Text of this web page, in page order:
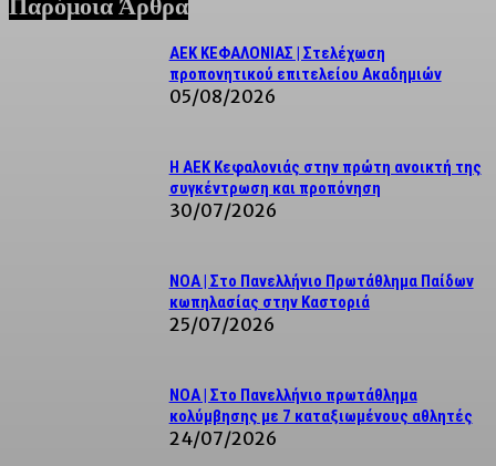
Παρόμοια Άρθρα
ΑΕΚ ΚΕΦΑΛΟΝΙΑΣ | Στελέχωση
προπονητικού επιτελείου Ακαδημιών
05/08/2026
Η ΑΕΚ Κεφαλονιάς στην πρώτη ανοικτή της
συγκέντρωση και προπόνηση
30/07/2026
NOA | Στο Πανελλήνιο Πρωτάθλημα Παίδων
κωπηλασίας στην Καστοριά
25/07/2026
ΝΟΑ | Στο Πανελλήνιο πρωτάθλημα
κολύμβησης με 7 καταξιωμένους αθλητές
24/07/2026